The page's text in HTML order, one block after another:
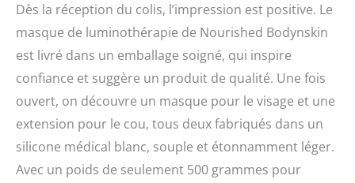
offre 7 modes de lumière
pour aider à raffermir la
peau, améliorer sa
texture et s’adapter à
tous les types de peau.
Pas d'inconfort autour
des yeux ou du nez. Nous
avons développé le
masque de thérapie par
la lumière bleue et rouge
Dès la réception du colis, l’impression est positive. Le
masque de luminothérapie de Nourished Bodynskin
est livré dans un emballage soigné, qui inspire
confiance et suggère un produit de qualité. Une fois
ouvert, on découvre un masque pour le visage et une
extension pour le cou, tous deux fabriqués dans un
silicone médical blanc, souple et étonnamment léger.
Avec un poids de seulement 500 grammes pour